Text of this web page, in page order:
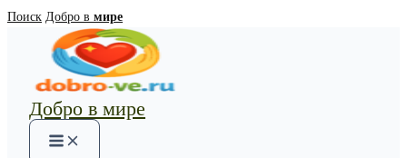
Перейти
содержимому
Поиск Добро в мире
Добро в мире
Main
Menu